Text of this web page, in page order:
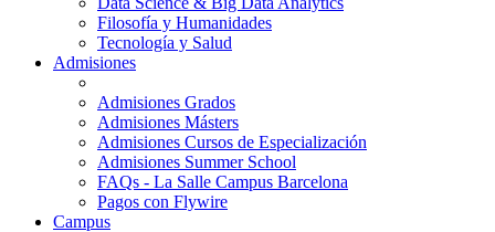
Filosofía y Humanidades
Tecnología y Salud
Admisiones
Admisiones Grados
Admisiones Másters
Admisiones Cursos de Especialización
Admisiones Summer School
FAQs - La Salle Campus Barcelona
Pagos con Flywire
Campus